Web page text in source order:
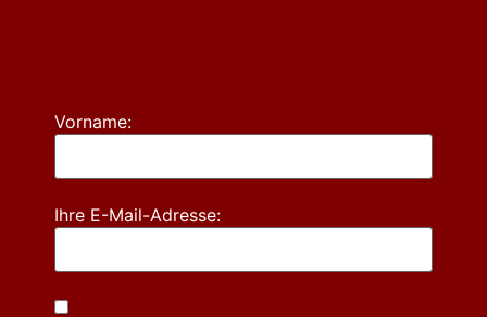
Vorname:
Ihre E-Mail-Adresse: